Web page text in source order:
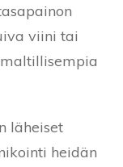
viini tai
läheiset
heidän